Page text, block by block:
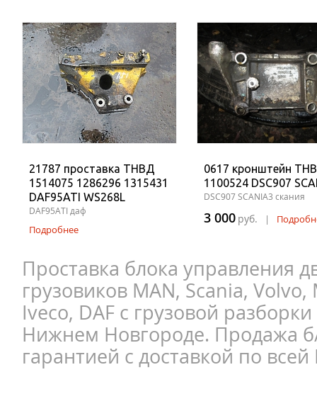
21787 проставка ТНВД
1514075 1286296 1315431
DAF95ATI WS268L
DAF95ATI даф
Подробнее
0617 кронштейн
1100524 DSC907
DSC907 SCANIA3 скания
3 000 руб. |
Проставка блока управления
грузовиков MAN, Scania,
Iveco, DAF с грузовой
Нижнем Новгороде. Продажа
гарантией с доставкой по всей